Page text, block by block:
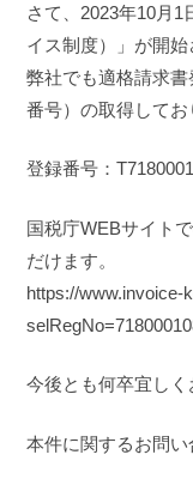
さて、2023年10月
イス制度）」が開始
弊社でも適格請求
番号）の取得してお
登録番号：
国税庁WEBサイト
だけます。
https://www.invoice-
今後とも何卒宜しく
本件に関するお問